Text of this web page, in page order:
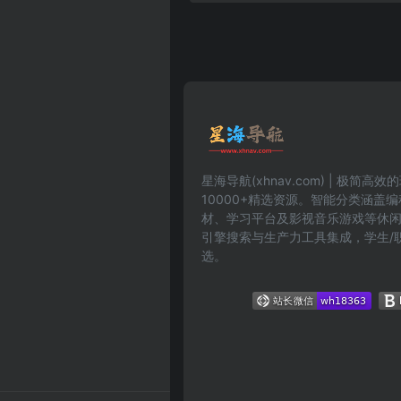
星海导航(xhnav.com) | 极简高效
10000+精选资源。智能分类涵盖
材、学习平台及影视音乐游戏等休
引擎搜索与生产力工具集成，学生/
选。